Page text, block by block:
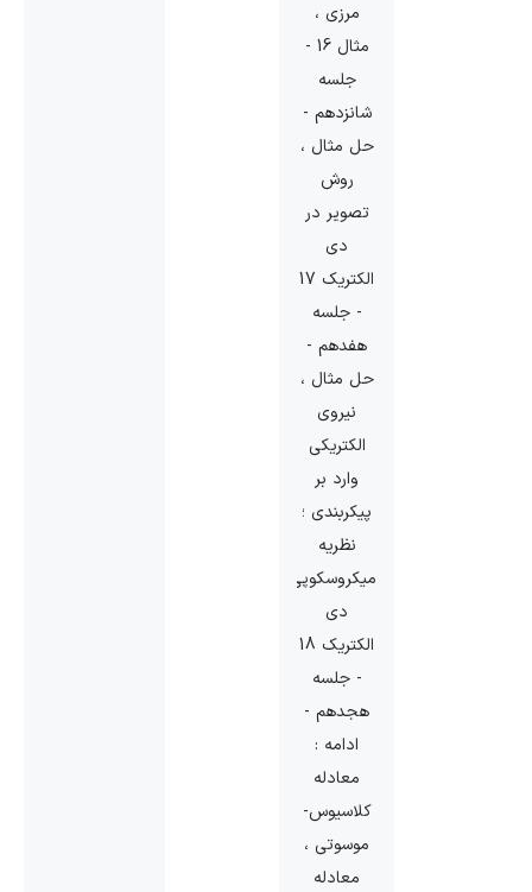
مرزی ،
مثال 16 -
جلسه
شانزدهم -
حل مثال ،
روش
تصویر در
دی
الکتریک 17
- جلسه
هفدهم -
حل مثال ،
نیروی
الکتریکی
وارد بر
پیکربندی ؛
نظریه
میکروسکوپی
دی
الکتریک 18
- جلسه
هجدهم -
ادامه :
معادله
کلاسیوس-
موسوتی ،
معادله